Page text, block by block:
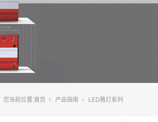
您当前位置:首页 产品指南 LED路灯系列